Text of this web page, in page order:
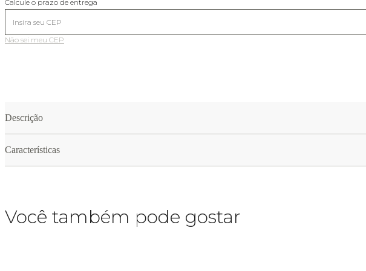
Calcule o prazo de entrega
Não sei meu CEP
Descrição
Características
Você também pode gostar